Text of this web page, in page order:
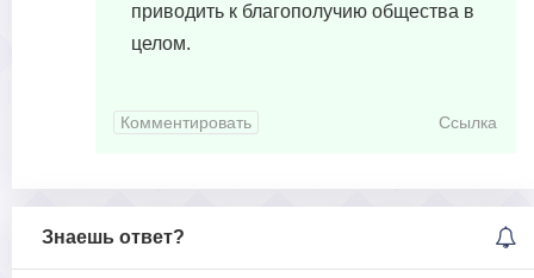
приводить к благополучию общества в
целом.
Комментировать Ссылка
Знаешь ответ?